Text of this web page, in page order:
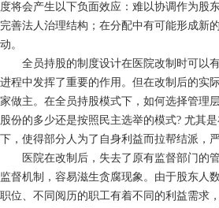
度将会产生以下负面效应：难以协调作为股
完善法人治理结构；在分配中有可能形成新
动。
全员持股的制度设计在医院改制时可以有
进程中发挥了重要的作用。但在改制后的实
家做主。在全员持股模式下，如何选择管理
股份的多少还是按照民主选举的模式? 尤其
下，使得部分人为了自身利益而拉帮结派，
医院在改制后，失去了原有监督部门的管
监督机制，容易滋生贪腐现象。由于股东人
职位、不同阅历的职工有着不同的利益需求